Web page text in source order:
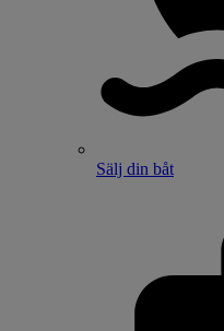
Sälj din båt